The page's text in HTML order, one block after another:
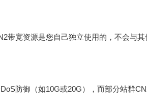
带宽资源是您自己独立使用的，不会与其
防御（如10G或20G），而部分站群